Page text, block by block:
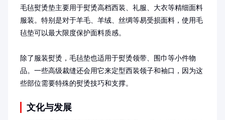
毛毡熨烫垫主要用于熨烫高档西装、礼服、大衣等精细面料
服装。特别是对于羊毛、羊绒、丝绸等易受损面料，使用毛
毡垫可以最大限度保护面料质感。
除了服装熨烫，毛毡垫也适用于熨烫领带、围巾等小件物
品。一些高级裁缝还会用它来定型西装领子和袖口，因为这
些部位需要特殊的熨烫技巧和支撑。
文化与发展